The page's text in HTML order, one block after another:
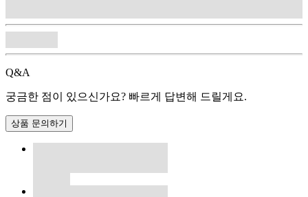
Q&A
궁금한 점이 있으신가요? 빠르게 답변해 드릴게요.
상품 문의하기